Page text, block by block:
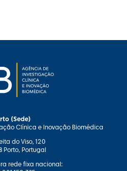
(Sede)
Clínica e Inovação Biomédica
do Viso, 120
Porto, Portugal
rede fixa nacional: